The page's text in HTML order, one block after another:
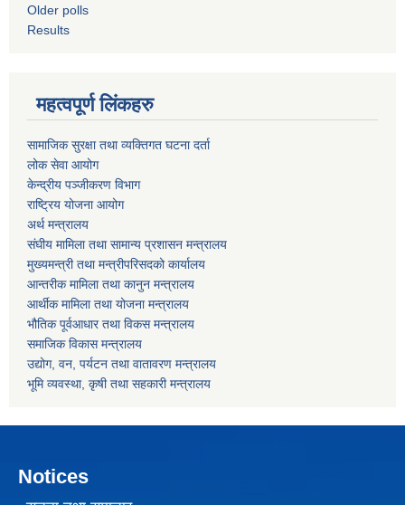
Older polls
Results
महत्वपूर्ण लिंकहरु
सामाजिक सुरक्षा तथा व्यक्तिगत घटना दर्ता
लोक सेवा आयोग
केन्द्रीय पञ्जीकरण विभाग
राष्ट्रिय योजना आयोग
अर्थ मन्त्रालय
संघीय मामिला तथा सामान्य प्रशासन मन्त्रालय
मुख्यमन्त्री तथा मन्त्रीपरिसदको कार्यालय
आन्तरीक मामिला तथा कानुन मन्त्रालय
आर्थीक मामिला तथा योजना मन्त्रालय
भौतिक पूर्वआधार तथा विकस मन्त्रालय
समाजिक विकास मन्त्रालय
उद्योग, वन, पर्यटन तथा वातावरण मन्त्रालय
भूमि व्यवस्था, कृषी तथा सहकारी मन्त्रालय
Notices